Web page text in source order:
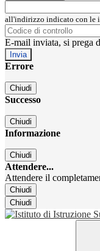
all'indirizzo indicato con le
E-mail inviata, si prega
Errore
Chiudi
Successo
Chiudi
Informazione
Chiudi
Attendere...
Attendere il
Chiudi
Chiudi